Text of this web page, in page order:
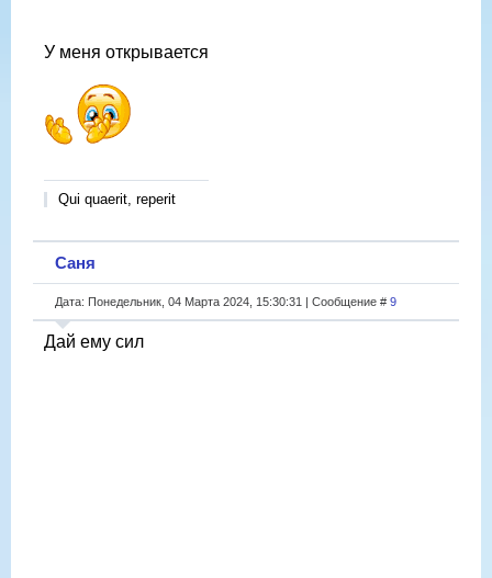
У меня открывается
Qui quaerit, reperit
Саня
Дата: Понедельник, 04 Марта 2024, 15:30:31 | Сообщение # 9
Дай ему сил